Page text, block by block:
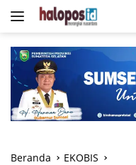
Langsung
Beranda EKOBIS